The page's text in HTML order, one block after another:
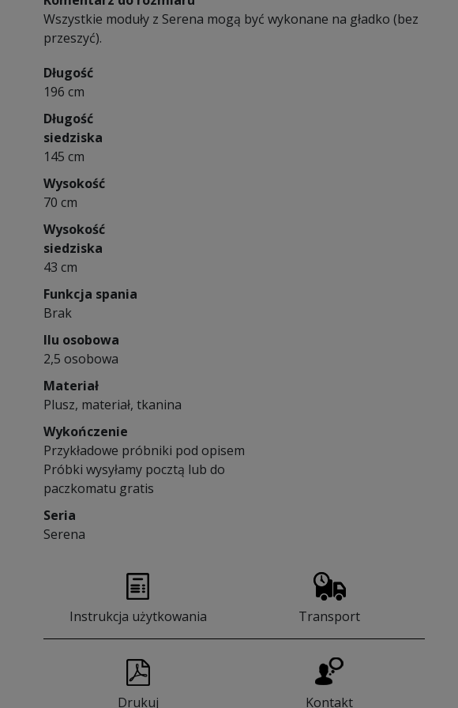
Wszystkie moduły z Serena mogą być wykonane na gładko (bez
przeszyć).
Długość
196 cm
Długość
siedziska
145 cm
Wysokość
70 cm
Wysokość
siedziska
43 cm
Funkcja spania
Brak
Ilu osobowa
2,5 osobowa
Materiał
Plusz, materiał, tkanina
Wykończenie
Przykładowe próbniki pod opisem
Próbki wysyłamy pocztą lub do
paczkomatu gratis
Seria
Serena
Instrukcja użytkowania Transport
Drukuj Kontakt